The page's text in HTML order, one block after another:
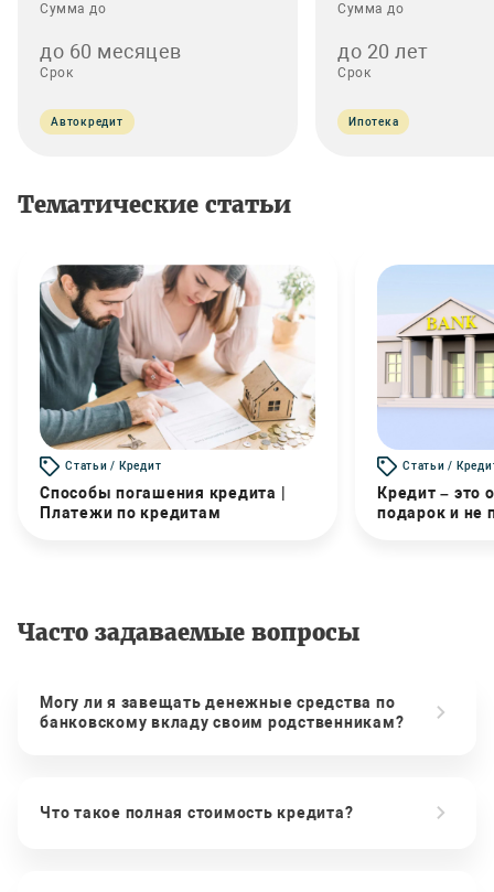
Сумма до
до 60 месяцев
Срок
Автокредит
Сумма до
до 20 лет
Срок
Ипотека
Тематические статьи
Статьи / Кредит
Способы погашения кредита |
Платежи по кредитам
Статьи /
Кредит – это
подарок и не
Часто задаваемые вопросы
Могу ли я завещать денежные средства по
банковскому вкладу своим родственникам?
Что такое полная стоимость кредита?